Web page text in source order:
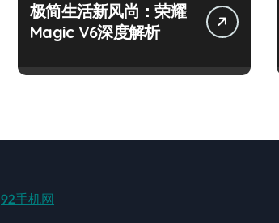
极简生活新风尚：荣耀
Magic V6深度解析
92手机网